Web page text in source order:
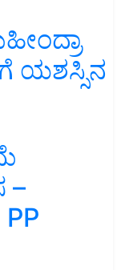
ಯಶಸ್ಸಿನ
–